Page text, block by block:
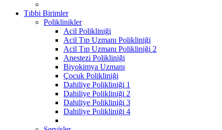
Tıbbi Birimler
Poliklinikler
Acil Polikliniği
Acil Tıp Uzmanı Polikliniği
Acil Tıp Uzmanı Polikliniği 2
Anestezi Polikliniği
Biyokimya Uzmanı
Çocuk Polikliniği
Dahiliye Polikliniği 1
Dahiliye Polikliniği 2
Dahiliye Polikliniği 3
Dahiliye Polikliniği 4